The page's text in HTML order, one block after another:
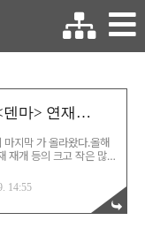
덴마> 연재…
지막 가 올라왔다.올해
재개 등의 크고 작은 많은
콴의 냉장고 180화는
화는 '15.7.6에 연재됐다.
…180화 파일은 3개로 구
14:55